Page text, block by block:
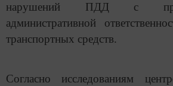
нарушений ПДД с
административной
транспортных средств.
Согласно исследованиям